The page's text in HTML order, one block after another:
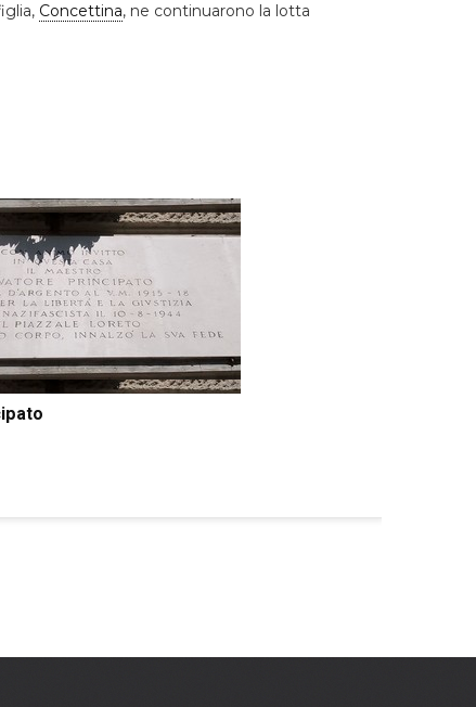
Concettina, ne continuarono la lotta